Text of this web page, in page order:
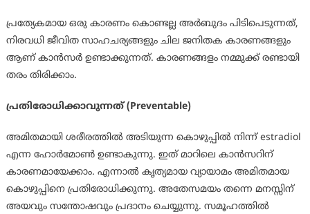
പ്രത്യേകമായ ഒരു കാരണം കൊണ്ടല്ല അര്‍ബുദം പിടിപെടുന്നത്,
നിരവധി ജീവിത സാഹചര്യങ്ങളും ചില ജനിതക കാരണങ്ങളും
ആണ് കാന്‍സര്‍ ഉണ്ടാക്കുന്നത്. കാരണങ്ങളം നമ്മുക്ക് രണ്ടായി
തരം തിരിക്കാം.
പ്രതിരോധിക്കാവുന്നത് (Preventable)
അമിതമായി ശരീരത്തില്‍ അടിയുന്ന കൊഴുപ്പില്‍ നിന്ന് estradiol
എന്ന ഹോര്‍മോണ്‍ ഉണ്ടാകുന്നു. ഇത് മാറിലെ കാന്‍സറിന്
കാരണമായേക്കാം. എന്നാല്‍ കൃത്യമായ വ്യായാമം അമിതമായ
കൊഴുപ്പിനെ പ്രതിരോധിക്കുന്നു. അതേസമയം തന്നെ മനസ്സിന്
അയവും സന്തോഷവും പ്രദാനം ചെയ്യുന്നു. സമൂഹത്തില്‍